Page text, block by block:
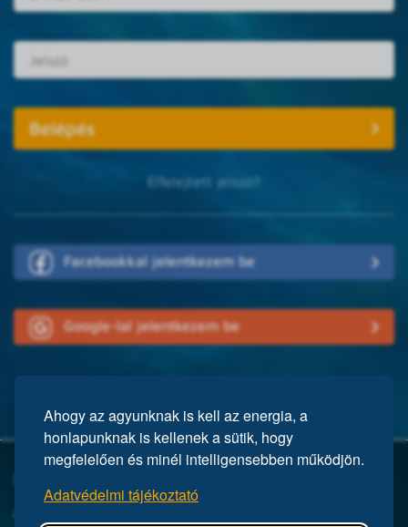
Ahogy az agyunknak is kell az energia, a
honlapunknak is kellenek a sütik, hogy
megfelelően és minél intelligensebben működjön.
Adatvédelmi tájékoztató
Elfelejtett jelszó?
Facebookkal jelentkezem be
Google-lal jelentkezem be
A Mensa egy nemzetközi egyesület, közel 150 ezer taggal a világ